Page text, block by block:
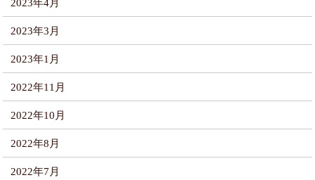
2023年4月
2023年3月
2023年1月
2022年11月
2022年10月
2022年8月
2022年7月